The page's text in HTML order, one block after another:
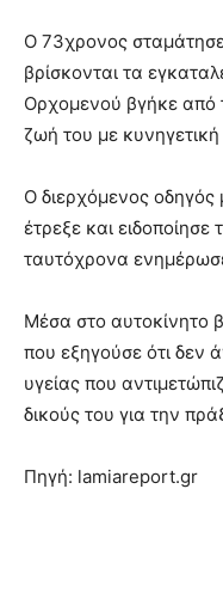
Ο 73χρονος
βρίσκονται τα
Ορχομενού βγήκε από
ζωή του με
Ο διερχόμενος
έτρεξε και
ταυτόχρονα
Μέσα στο αυτοκίνητο
που εξηγούσε ότι δεν
υγείας που
δικούς του για την
Πηγή: lamiareport.gr